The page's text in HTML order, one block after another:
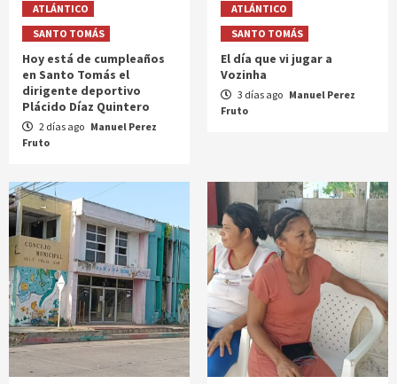
ATLÁNTICO
SANTO TOMÁS
Hoy está de cumpleaños
en Santo Tomás el
dirigente deportivo
Plácido Díaz Quintero
2 días ago Manuel Perez
Fruto
ATLÁNTICO
SANTO TOMÁS
El día que vi jugar a
Vozinha
3 días ago Manuel Perez
Fruto